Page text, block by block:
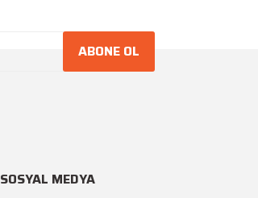
ABONE OL
SOSYAL MEDYA